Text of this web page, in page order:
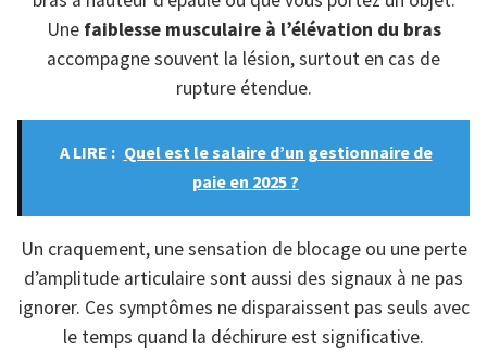
Une faiblesse musculaire à l’élévation du bras
accompagne souvent la lésion, surtout en cas de
rupture étendue.
A LIRE : Quel est le salaire d’un gestionnaire de
paie en 2025 ?
Un craquement, une sensation de blocage ou une perte
d’amplitude articulaire sont aussi des signaux à ne pas
ignorer. Ces symptômes ne disparaissent pas seuls avec
le temps quand la déchirure est significative.